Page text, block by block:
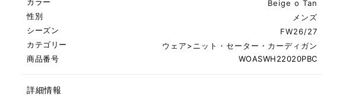
Beige o Tan
性別
メンズ
シーズン
FW26/27
カテゴリー
ウェア> ニット・セーター・カーディガン
商品番号
WOASWH22020PBC
詳細情報